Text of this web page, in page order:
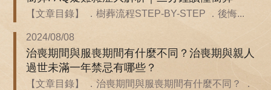
【文章目錄】 ．樹葬流程STEP-BY-STEP ．後悔...
2024/08/08
治喪期間與服喪期間有什麼不同？治喪期與親人
過世未滿一年禁忌有哪些？
【文章目錄】 ．治喪期間與服喪期間有什麼不同？ ．